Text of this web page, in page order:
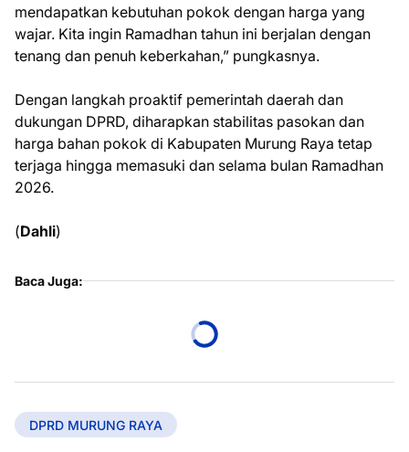
mendapatkan kebutuhan pokok dengan harga yang
wajar. Kita ingin Ramadhan tahun ini berjalan dengan
tenang dan penuh keberkahan,” pungkasnya.
Dengan langkah proaktif pemerintah daerah dan
dukungan DPRD, diharapkan stabilitas pasokan dan
harga bahan pokok di Kabupaten Murung Raya tetap
terjaga hingga memasuki dan selama bulan Ramadhan
2026.
(Dahli)
Baca Juga:
DPRD MURUNG RAYA